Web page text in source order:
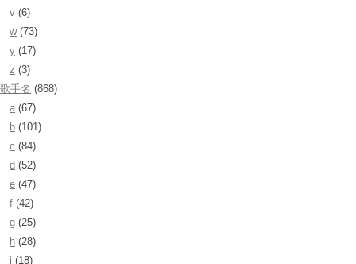
v (6)
w(73)
y (17)
z (3)
歌手名 (868)
a (67)
b (101)
c (84)
d (52)
e (47)
f (42)
g (25)
h (28)
i (18)